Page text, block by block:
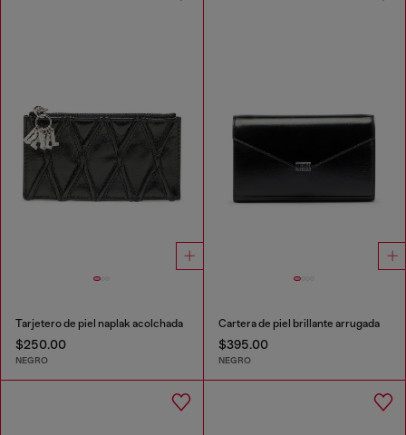
Tarjetero de piel naplak acolchada
$250.00
NEGRO
Cartera de piel brillante arrugada
$395.00
NEGRO